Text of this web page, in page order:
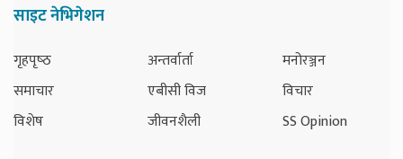
साइट नेभिगेशन
गृहपृष्‍ठ
समाचार
विशेष
अन्तर्वार्ता
एबीसी विज
जीवनशैली
मनोरञ्जन
विचार
SS Opinion